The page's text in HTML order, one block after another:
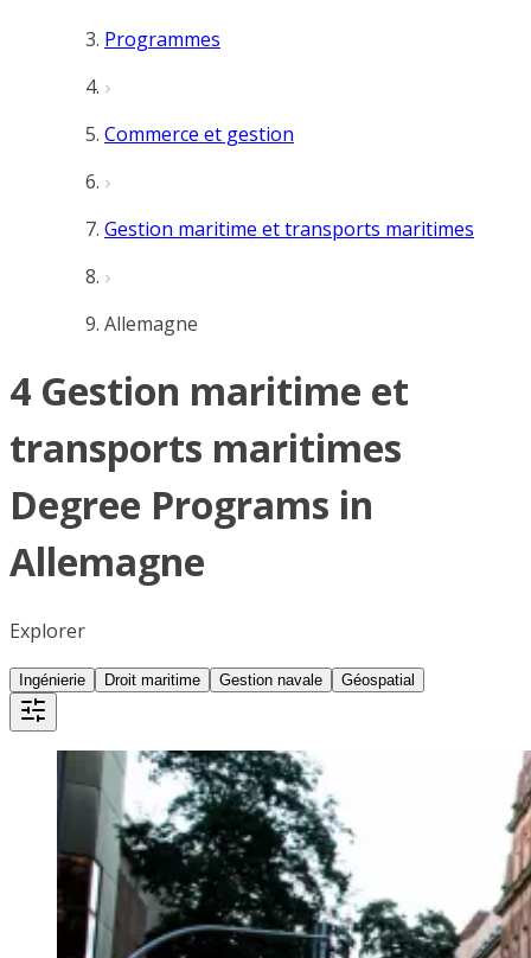
Programmes
Commerce et gestion
Gestion maritime et transports maritimes
Allemagne
4 Gestion maritime et
transports maritimes
Degree Programs in
Allemagne
Explorer
Ingénierie Droit maritime Gestion navale Géospatial